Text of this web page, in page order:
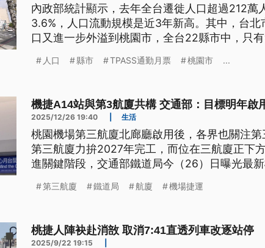
內政部統計顯示，去年全台遷徙人口超過212萬
3.6%，人口流動規模是近3年新高。其中，台
口又進一步外溢到桃園市，全台22縣市中，只
人口 縣市 TPASS通勤月票 桃園市 ...
機捷A14站與第3航廈共構 交通部：目標明年啟
2025/12/26 19:40 生活
桃園機場第三航廈北廊廳啟用後，各界也關注
第三航廈力拚2027年完工，而位在三航廈正下
進關鍵階段，交通部鐵道局今（26）日曝光最
第三航廈 鐵道局 航廈 機場捷運
桃捷人陣袂赴消敨 取消7:41直透列車改逐站停
2025/9/22 19:15